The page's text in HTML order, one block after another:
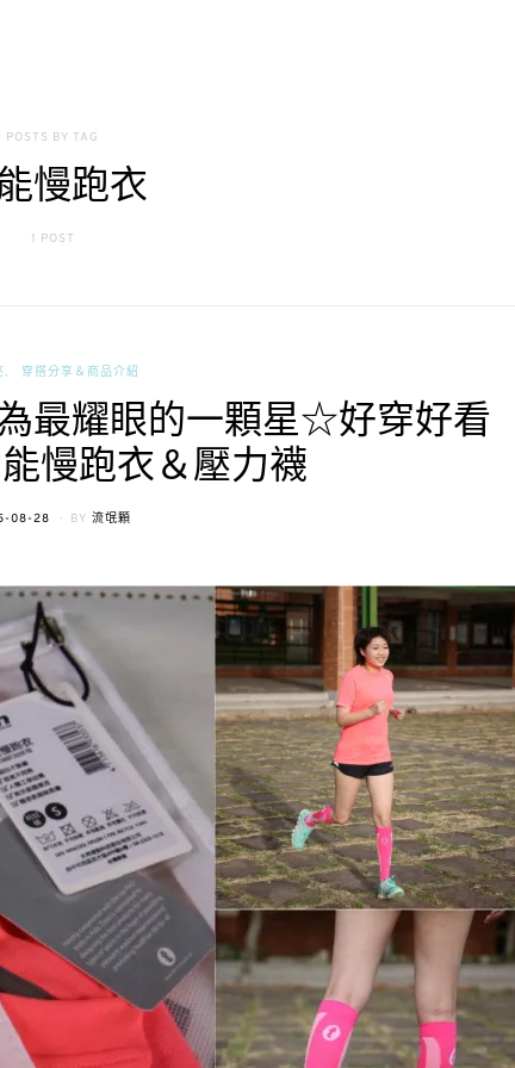
POSTS BY TAG
慢跑衣
1 POST
穿搭分享＆商品介紹
最耀眼的一顆星☆好穿好看
慢跑衣＆壓力襪
08-28 BY 流氓顆